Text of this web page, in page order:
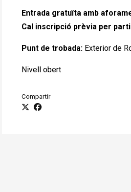
Entrada gratuïta amb
Cal inscripció prèvia per
Punt de trobada: Exterior de
Nivell obert
Compartir